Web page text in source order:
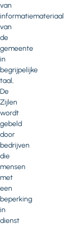
van
informatiemateriaal
van
de
gemeente
in
begrijpelijke
taal,
De
Zijlen
wordt
gebeld
door
bedrijven
die
mensen
met
een
beperking
in
dienst